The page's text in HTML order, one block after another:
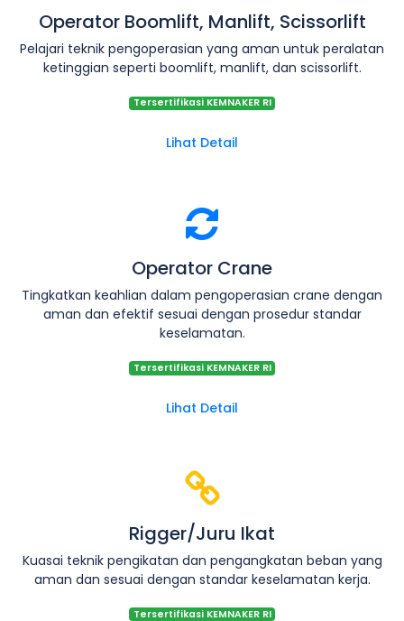
Operator Boomlift, Manlift, Scissorlift
Pelajari teknik pengoperasian yang aman untuk peralatan
ketinggian seperti boomlift, manlift, dan scissorlift.
Tersertifikasi KEMNAKER RI
Lihat Detail
Operator Crane
Tingkatkan keahlian dalam pengoperasian crane dengan
aman dan efektif sesuai dengan prosedur standar
keselamatan.
Tersertifikasi KEMNAKER RI
Lihat Detail
Rigger/Juru Ikat
Kuasai teknik pengikatan dan pengangkatan beban yang
aman dan sesuai dengan standar keselamatan kerja.
Tersertifikasi KEMNAKER RI